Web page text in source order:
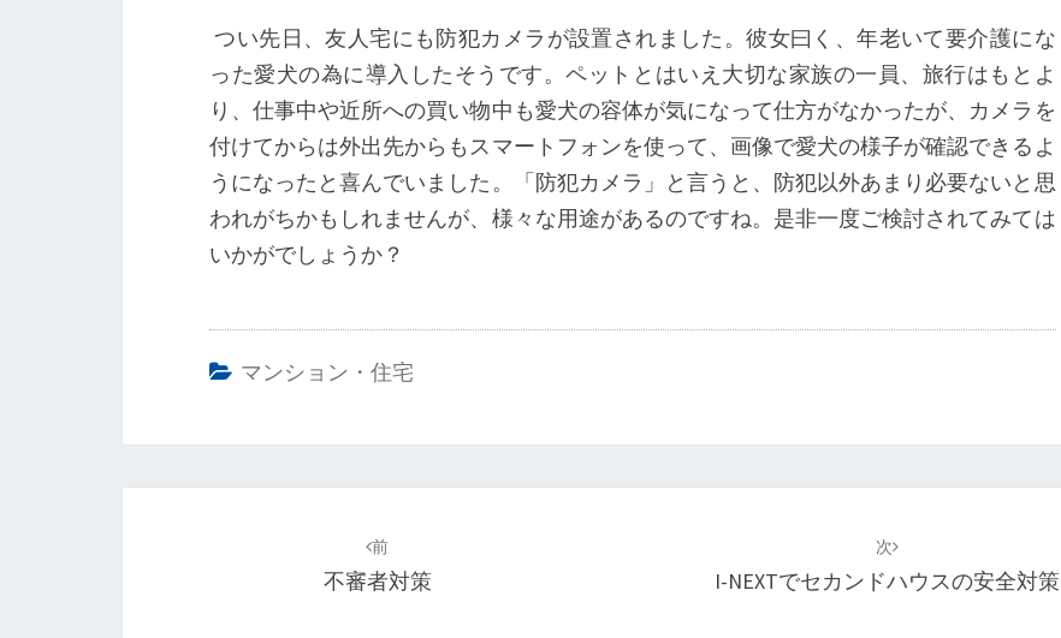
ィ
ハ
ウ
ス
北
東
京
も・・・」
つい先日、友人宅にも防犯カメラが設置されました。彼女曰く、年老いて要介護にな
った愛犬の為に導入したそうです。ペットとはいえ大切な家族の一員、旅行はもとよ
り、仕事中や近所への買い物中も愛犬の容体が気になって仕方がなかったが、カメラを
付けてからは外出先からもスマートフォンを使って、画像で愛犬の様子が確認できるよ
うになったと喜んでいました。「防犯カメラ」と言うと、防犯以外あまり必要ないと思
われがちかもしれませんが、様々な用途があるのですね。是非一度ご検討されてみては
いかがでしょうか？
マンション・住宅
前
不審者対策
次
I-NEXTでセカンドハウスの安全対策